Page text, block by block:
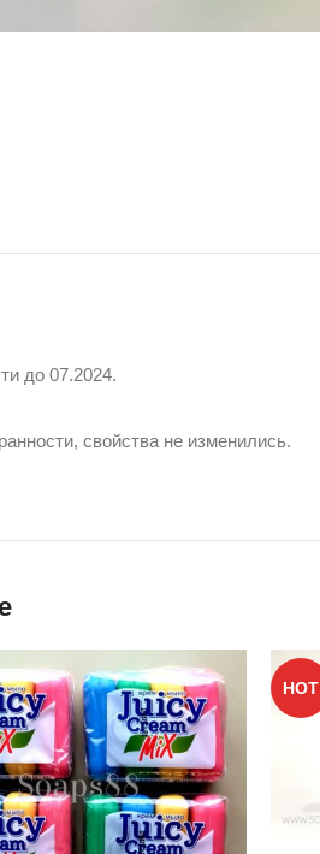
до 07.2024.
свойства не изменились.
HOT